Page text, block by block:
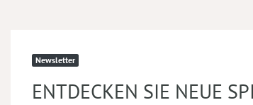
Newsletter
ENTDECKEN SIE NEUE